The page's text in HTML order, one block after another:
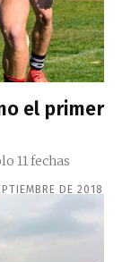
el primer
11 fechas
DE 2018